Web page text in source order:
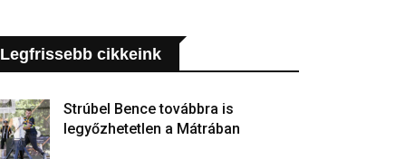
Legfrissebb cikkeink
Strúbel Bence továbbra is
legyőzhetetlen a Mátrában